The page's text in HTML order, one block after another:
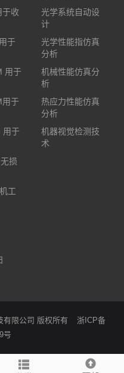
于收
于
用于
用于
用于
损
工
光学系统自动设
计
光学性能指仿真
分析
机械性能仿真分
析
热应力性能仿真
分析
机器视觉检测技
术
有限公司 版权所有
浙ICP备
号